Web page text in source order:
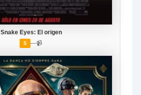
Snake Eyes: El origen
5 —📹